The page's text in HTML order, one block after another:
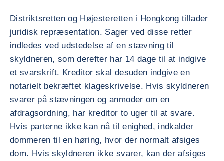
Distriktsretten og Højesteretten i Hongkong tillader
juridisk repræsentation. Sager ved disse retter
indledes ved udstedelse af en stævning til
skyldneren, som derefter har 14 dage til at indgive
et svarskrift. Kreditor skal desuden indgive en
notarielt bekræftet klageskrivelse. Hvis skyldneren
svarer på stævningen og anmoder om en
afdragsordning, har kreditor to uger til at svare.
Hvis parterne ikke kan nå til enighed, indkalder
dommeren til en høring, hvor der normalt afsiges
dom. Hvis skyldneren ikke svarer, kan der afsiges